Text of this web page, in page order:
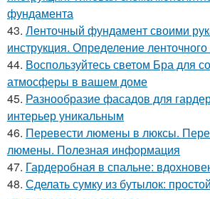
фундамента
43. Ленточный фундамент своими
инструкция. Определение
44. Воспользуйтесь светом Бра для
атмосферы в вашем доме
45. Разнообразие фасадов для
интерьер уникальным
46. Перевести люмены в люксы.
люмены. Полезная информация
47. Гардеробная в спальне:
48. Сделать сумку из бутылок: